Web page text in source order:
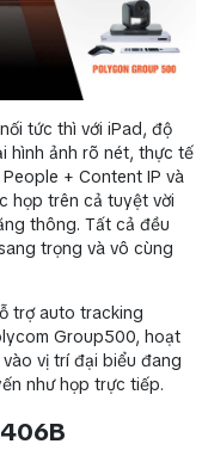
tức thì với iPad, độ
hình ảnh rõ nét, thực tế
+ Content IP và
họp trên cả tuyệt vời
thông. Tất cả đều
trọng và vô cùng
trợ auto tracking
Group500, hoạt
vị trí đại biểu đang
như họp trực tiếp.